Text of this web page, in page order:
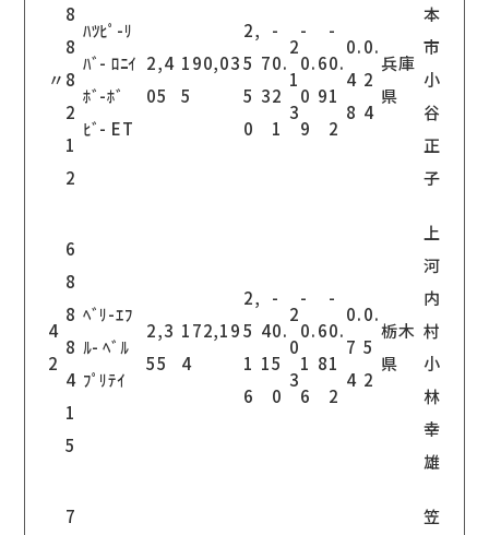
〃
8
8
8
2
1
2
ﾊﾂﾋﾟ-ﾘ
ﾊﾞ- ﾛﾆｲ
ﾎﾞ-ﾎﾞ
ﾋﾞ- ET
2,4
05
190,03
5
2,
5
5
0
7
3
-
0.
2
1
2
1
3
-
0.
0
9
6
9
-
0.
1
2
0.
4
8
0.
2
4
兵庫
県
本
市
小
谷
正
子
4
2
6
8
8
8
4
1
5
ﾍﾞﾘ-ｴﾌ
ﾙ- ﾍﾞﾙ
ﾌﾟﾘﾃｲ
2,3
55
172,19
4
2,
5
1
6
4
1
-
0.
5
0
2
0
3
-
0.
1
6
6
8
-
0.
1
2
0.
7
4
0.
5
2
栃木
県
上
河
内
村
小
林
幸
雄
7
笠